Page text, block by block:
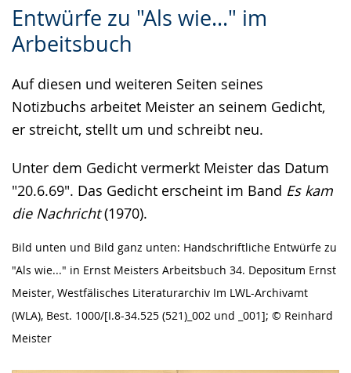
Entwürfe zu "Als wie..." im
Arbeitsbuch
Auf diesen und weiteren Seiten seines
Notizbuchs arbeitet Meister an seinem Gedicht,
er streicht, stellt um und schreibt neu.
Unter dem Gedicht vermerkt Meister das Datum
"20.6.69". Das Gedicht erscheint im Band Es kam
die Nachricht(1970).
Bild unten und Bild ganz unten: Handschriftliche Entwürfe zu
"Als wie..." in Ernst Meisters Arbeitsbuch 34. Depositum Ernst
Meister, Westfälisches Literaturarchiv Im LWL-Archivamt
(WLA), Best. 1000/[I.8-34.525 (521)_002 und _001]; © Reinhard
Meister
Leichten
Sprache
Audio-
Unterstützung.
Video
in
Gebärdensprache
wird
angezeigt.